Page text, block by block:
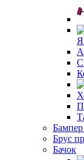
Брус
Бачок